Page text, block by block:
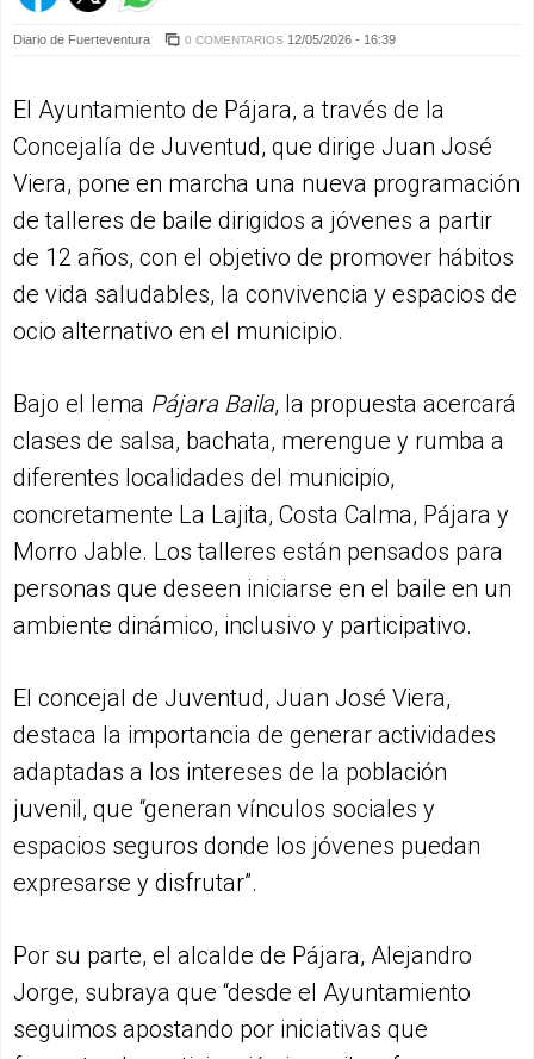
Diario de Fuerteventura 0 COMENTARIOS 12/05/2026 - 16:39
El Ayuntamiento de Pájara, a través de la
Concejalía de Juventud, que dirige Juan José
Viera, pone en marcha una nueva programación
de talleres de baile dirigidos a jóvenes a partir
de 12 años, con el objetivo de promover hábitos
de vida saludables, la convivencia y espacios de
ocio alternativo en el municipio.
Bajo el lema Pájara Baila, la propuesta acercará
clases de salsa, bachata, merengue y rumba a
diferentes localidades del municipio,
concretamente La Lajita, Costa Calma, Pájara y
Morro Jable. Los talleres están pensados para
personas que deseen iniciarse en el baile en un
ambiente dinámico, inclusivo y participativo.
El concejal de Juventud, Juan José Viera,
destaca la importancia de generar actividades
adaptadas a los intereses de la población
juvenil, que “generan vínculos sociales y
espacios seguros donde los jóvenes puedan
expresarse y disfrutar”.
Por su parte, el alcalde de Pájara, Alejandro
Jorge, subraya que “desde el Ayuntamiento
seguimos apostando por iniciativas que